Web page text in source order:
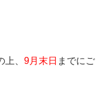
、 9月末日 までにご